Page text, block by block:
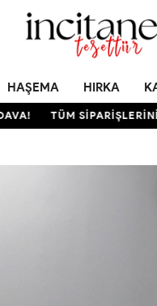
HAŞEMA HIRKA
TÜM